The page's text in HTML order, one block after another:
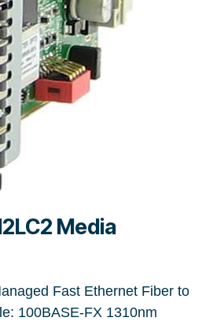
Media
Fast Ethernet Fiber to
100BASE-FX 1310nm